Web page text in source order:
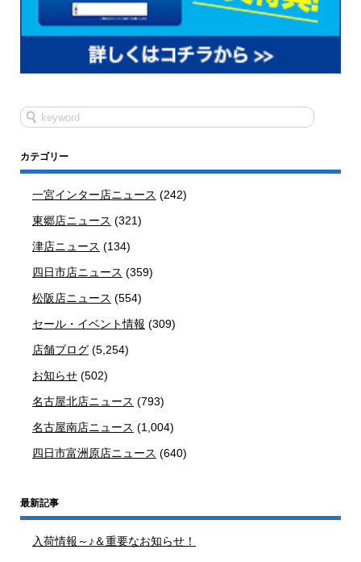
カテゴリー
一宮インター店ニュース (242)
東郷店ニュース (321)
津店ニュース (134)
四日市店ニュース (359)
松阪店ニュース (554)
セール・イベント情報 (309)
店舗ブログ (5,254)
お知らせ (502)
名古屋北店ニュース (793)
名古屋南店ニュース (1,004)
四日市富洲原店ニュース (640)
最新記事
入荷情報～♪＆重要なお知らせ！